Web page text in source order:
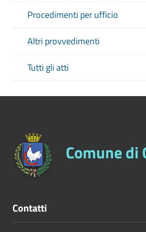
Procedimenti per ufficio
Altri provvedimenti
Tutti gli atti
Comune di
Contatti